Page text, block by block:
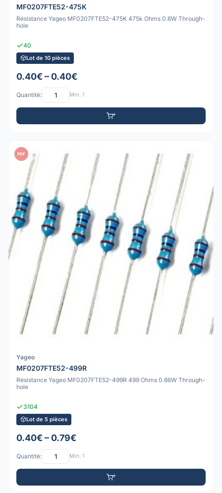
MF0207FTE52-475K
Résistance Yageo MF0207FTE52-475K 475k Ohms 0.6W Through-
hole
40
Lot de 10 pièces
0.40€ – 0.40€
Quantité: Min: 1
PDF
Yageo
MF0207FTE52-499R
Résistance Yageo MF0207FTE52-499R 499 Ohms 0.66W Through-
hole
3104
Lot de 5 pièces
0.40€ – 0.79€
Quantité: Min: 1